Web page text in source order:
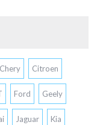
Chery Citroen
Ford Geely
Jaguar Kia